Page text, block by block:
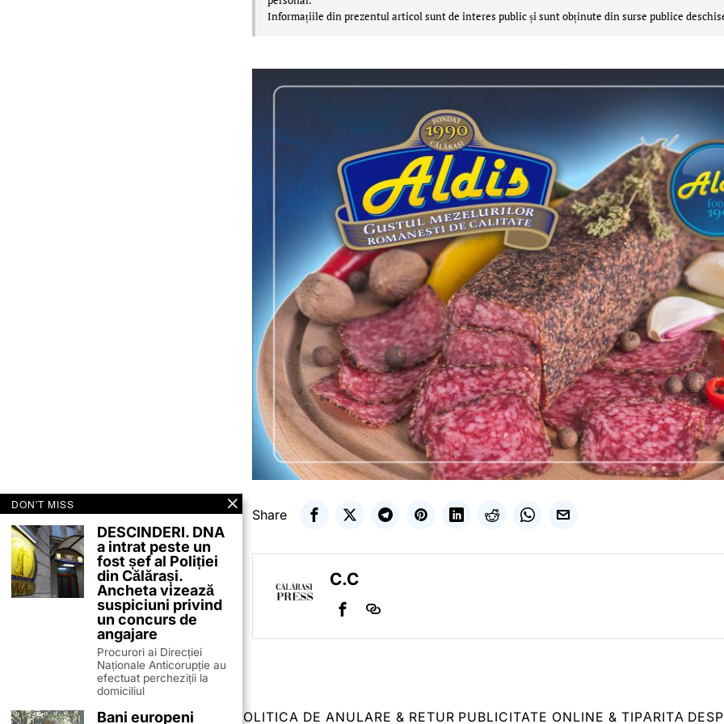
Informațiile din prezentul articol sunt de interes public și sunt obținute din surse publice
Share
C.C
TERMENI ȘI CONDIȚII COOKIES POLITICA DE ANULARE & RETUR PUBLICITATE ONLINE & TIPĂRITĂ
DON'T MISS
DESCINDERI. DNA
a intrat peste un
fost șef al Poliției
din Călărași.
Ancheta vizează
suspiciuni privind
un concurs de
angajare
Procurori ai Direcției
Naționale Anticorupție au
efectuat percheziții la
domiciliul
Bani europeni